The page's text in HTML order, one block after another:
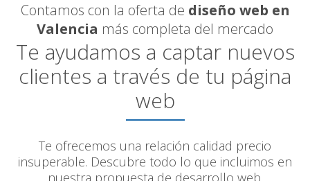
Contamos con la oferta de diseño web en
Valencia más completa del mercado
Te ayudamos a captar nuevos
clientes a través de tu página
web
Te ofrecemos una relación calidad precio
insuperable. Descubre todo lo que incluimos en